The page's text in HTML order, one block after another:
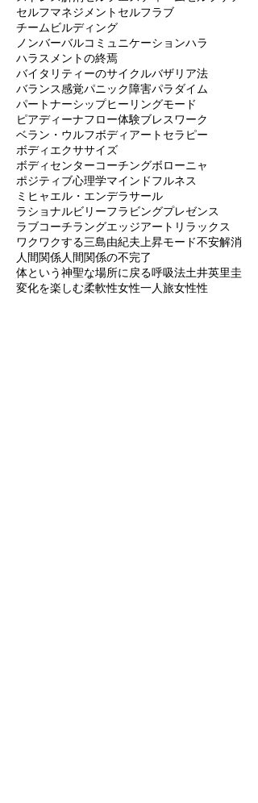
サウンドセラピー
サバイバルモード
ストレス解消セルフエスティーム
セルフマネジメント
セルフラブ
チームビルディング
ノンバーバルコミュニケーション ハラ
ハラスメントの終焉
バイタリティーのサイクル
バザリア法
バランス感覚 パニック障害パラダイム
パートナーシップヒーリングモード
ピアディーナ フロー体験
ベラン・ウルフ
ボディアートセラピー
ボディエクササイズ
ボディセンターコーチング
ボローニャ
ポジティブ心理学 マインドフルネス
ミヒャエル・エンデ
ラサール
ラショナルビリーフラビングプレゼンス
ラブコーチ ラングエッジアート
ワクワクする三島由紀夫 上昇モード 不安解消
人間関係 人間関係の不完了
体という神聖な場所に戻る